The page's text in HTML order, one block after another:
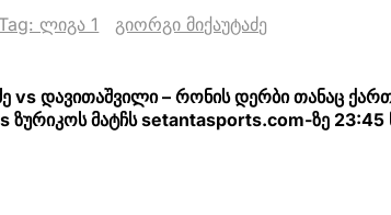
Tag: ლიგა 1 გიორგი მიქაუტაძე
vs დავითაშვილი – რონის დერბი თანაც
ზურიკოს მატჩს setantasports.com-ზე 23:45